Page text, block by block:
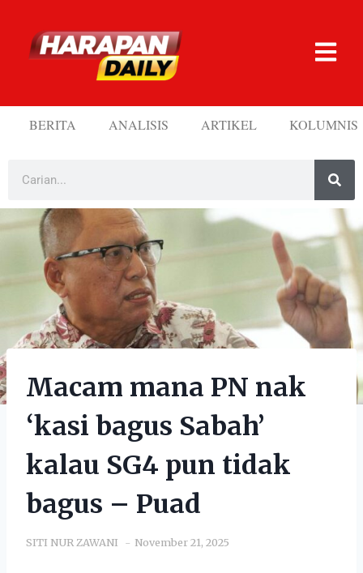
BERITA ANALISIS ARTIKEL KOLUMNIS
Macam mana PN nak
‘kasi bagus Sabah’
kalau SG4 pun tidak
bagus – Puad
SITI NUR ZAWANI November 21, 2025